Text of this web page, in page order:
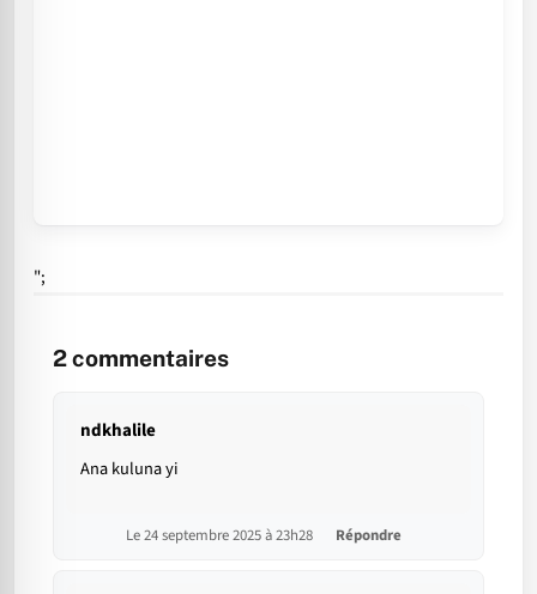
";
2commentaires
ndkhalile
Ana kuluna yi
Le 24 septembre 2025 à 23h28 Répondre